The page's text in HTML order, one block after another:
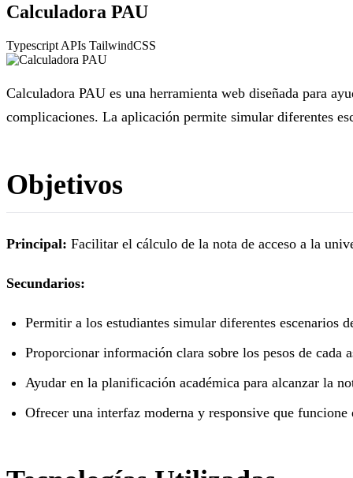
Calculadora PAU
Typescript APIs TailwindCSS
Calculadora PAU es una herramienta web diseñada para
complicaciones. La aplicación permite simular diferentes
Objetivos
Principal: Facilitar el cálculo de la nota de acceso a la
Secundarios:
Permitir a los estudiantes simular diferentes escenarios
Proporcionar información clara sobre los pesos de cada
Ayudar en la planificación académica para alcanzar la
Ofrecer una interfaz moderna y responsive que